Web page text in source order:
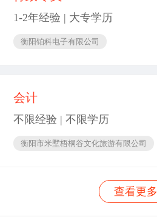
1-2年经验 | 大专学历
衡阳铂科电子有限公司
会计
不限经验 | 不限学历
衡阳市米墅梧桐谷文化旅游有限公司
查看更多